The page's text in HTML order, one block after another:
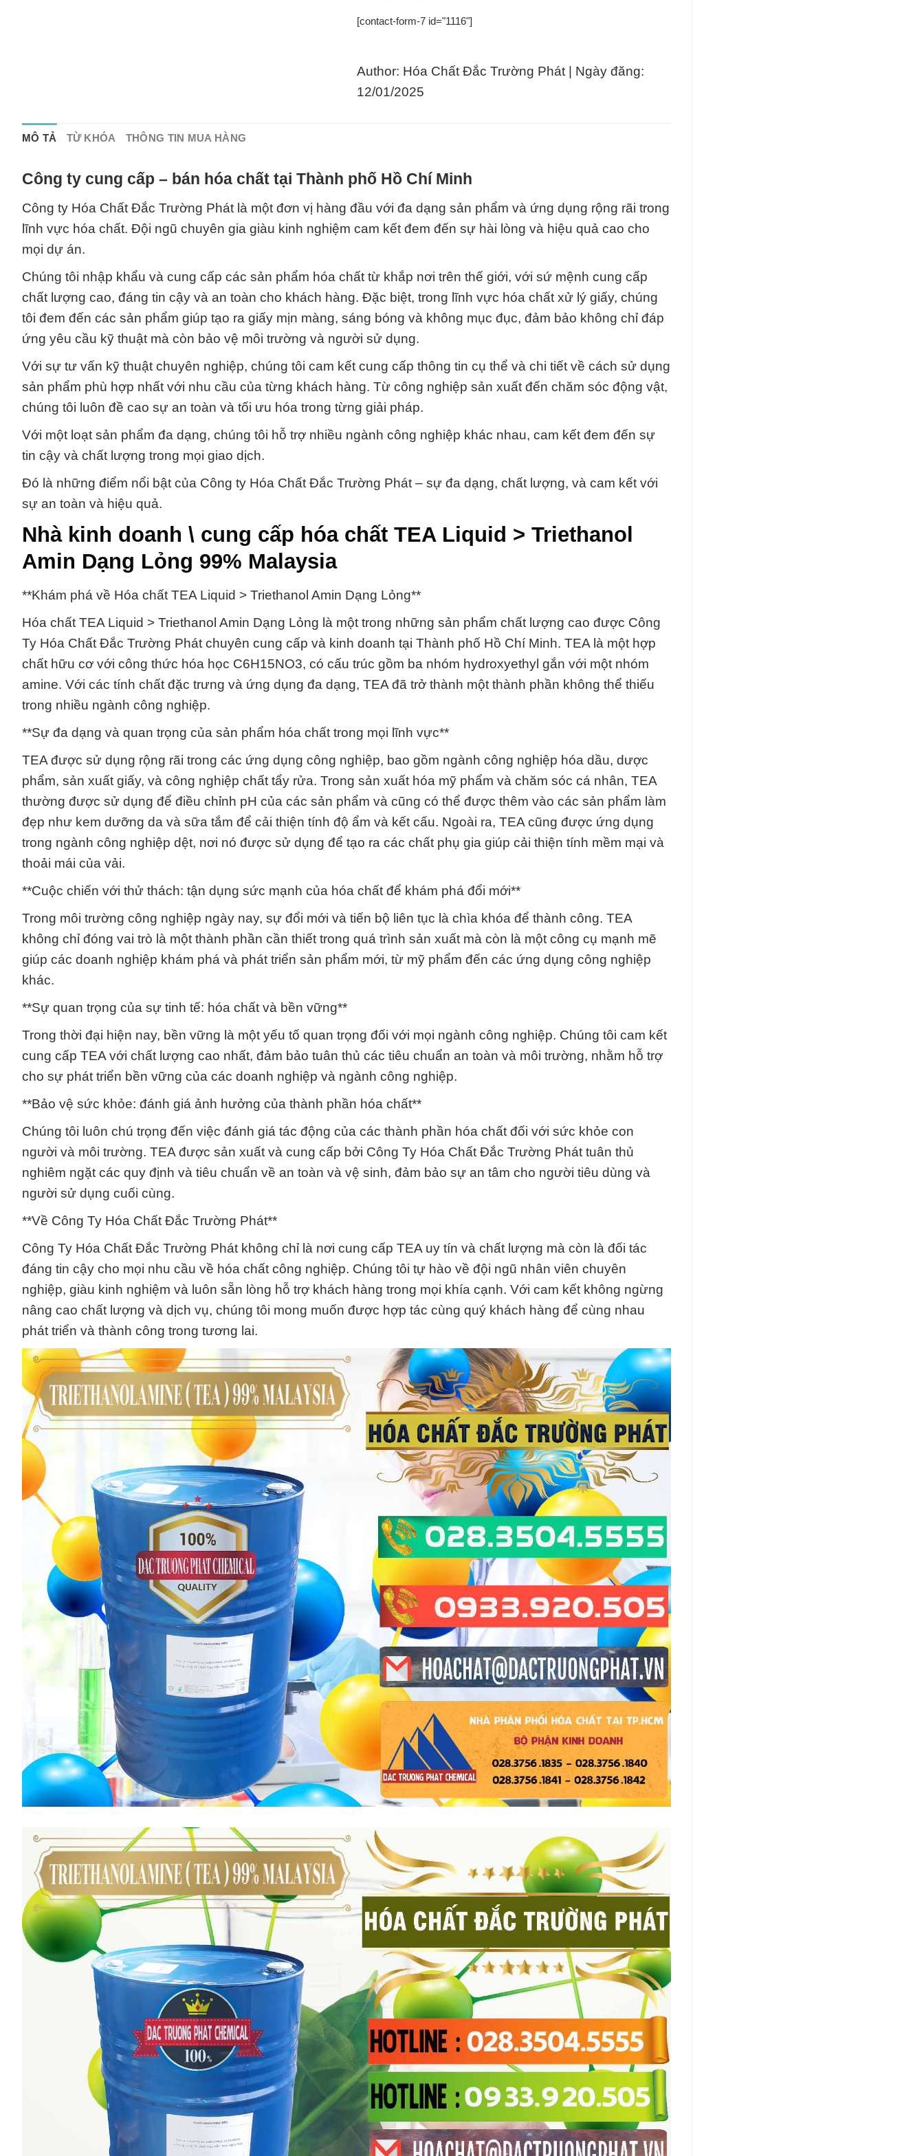
[contact-form-7 id="1116"]
Author: Hóa Chất Đắc Trường Phát | Ngày đăng:
12/01/2025
MÔ TẢ TỪ KHÓA THÔNG TIN MUA HÀNG
Công ty cung cấp – bán hóa chất tại Thành phố Hồ Chí Minh
Công ty Hóa Chất Đắc Trường Phát là một đơn vị hàng đầu với đa dạng sản phẩm và ứng dụng rộng rãi trong
lĩnh vực hóa chất. Đội ngũ chuyên gia giàu kinh nghiệm cam kết đem đến sự hài lòng và hiệu quả cao cho
mọi dự án.
Chúng tôi nhập khẩu và cung cấp các sản phẩm hóa chất từ khắp nơi trên thế giới, với sứ mệnh cung cấp
chất lượng cao, đáng tin cậy và an toàn cho khách hàng. Đặc biệt, trong lĩnh vực hóa chất xử lý giấy, chúng
tôi đem đến các sản phẩm giúp tạo ra giấy mịn màng, sáng bóng và không mục đục, đảm bảo không chỉ đáp
ứng yêu cầu kỹ thuật mà còn bảo vệ môi trường và người sử dụng.
Với sự tư vấn kỹ thuật chuyên nghiệp, chúng tôi cam kết cung cấp thông tin cụ thể và chi tiết về cách sử dụng
sản phẩm phù hợp nhất với nhu cầu của từng khách hàng. Từ công nghiệp sản xuất đến chăm sóc động vật,
chúng tôi luôn đề cao sự an toàn và tối ưu hóa trong từng giải pháp.
Với một loạt sản phẩm đa dạng, chúng tôi hỗ trợ nhiều ngành công nghiệp khác nhau, cam kết đem đến sự
tin cậy và chất lượng trong mọi giao dịch.
Đó là những điểm nổi bật của Công ty Hóa Chất Đắc Trường Phát – sự đa dạng, chất lượng, và cam kết với
sự an toàn và hiệu quả.
Nhà kinh doanh \ cung cấp hóa chất TEA Liquid > Triethanol
Amin Dạng Lỏng 99% Malaysia
**Khám phá về Hóa chất TEA Liquid > Triethanol Amin Dạng Lỏng**
Hóa chất TEA Liquid > Triethanol Amin Dạng Lỏng là một trong những sản phẩm chất lượng cao được Công
Ty Hóa Chất Đắc Trường Phát chuyên cung cấp và kinh doanh tại Thành phố Hồ Chí Minh. TEA là một hợp
chất hữu cơ với công thức hóa học C6H15NO3, có cấu trúc gồm ba nhóm hydroxyethyl gắn với một nhóm
amine. Với các tính chất đặc trưng và ứng dụng đa dạng, TEA đã trở thành một thành phần không thể thiếu
trong nhiều ngành công nghiệp.
**Sự đa dạng và quan trọng của sản phẩm hóa chất trong mọi lĩnh vực**
TEA được sử dụng rộng rãi trong các ứng dụng công nghiệp, bao gồm ngành công nghiệp hóa dầu, dược
phẩm, sản xuất giấy, và công nghiệp chất tẩy rửa. Trong sản xuất hóa mỹ phẩm và chăm sóc cá nhân, TEA
thường được sử dụng để điều chỉnh pH của các sản phẩm và cũng có thể được thêm vào các sản phẩm làm
đẹp như kem dưỡng da và sữa tắm để cải thiện tính độ ẩm và kết cấu. Ngoài ra, TEA cũng được ứng dụng
trong ngành công nghiệp dệt, nơi nó được sử dụng để tạo ra các chất phụ gia giúp cải thiện tính mềm mại và
thoải mái của vải.
**Cuộc chiến với thử thách: tận dụng sức mạnh của hóa chất để khám phá đổi mới**
Trong môi trường công nghiệp ngày nay, sự đổi mới và tiến bộ liên tục là chìa khóa để thành công. TEA
không chỉ đóng vai trò là một thành phần cần thiết trong quá trình sản xuất mà còn là một công cụ mạnh mẽ
giúp các doanh nghiệp khám phá và phát triển sản phẩm mới, từ mỹ phẩm đến các ứng dụng công nghiệp
khác.
**Sự quan trọng của sự tinh tế: hóa chất và bền vững**
Trong thời đại hiện nay, bền vững là một yếu tố quan trọng đối với mọi ngành công nghiệp. Chúng tôi cam kết
cung cấp TEA với chất lượng cao nhất, đảm bảo tuân thủ các tiêu chuẩn an toàn và môi trường, nhằm hỗ trợ
cho sự phát triển bền vững của các doanh nghiệp và ngành công nghiệp.
**Bảo vệ sức khỏe: đánh giá ảnh hưởng của thành phần hóa chất**
Chúng tôi luôn chú trọng đến việc đánh giá tác động của các thành phần hóa chất đối với sức khỏe con
người và môi trường. TEA được sản xuất và cung cấp bởi Công Ty Hóa Chất Đắc Trường Phát tuân thủ
nghiêm ngặt các quy định và tiêu chuẩn về an toàn và vệ sinh, đảm bảo sự an tâm cho người tiêu dùng và
người sử dụng cuối cùng.
**Về Công Ty Hóa Chất Đắc Trường Phát**
Công Ty Hóa Chất Đắc Trường Phát không chỉ là nơi cung cấp TEA uy tín và chất lượng mà còn là đối tác
đáng tin cậy cho mọi nhu cầu về hóa chất công nghiệp. Chúng tôi tự hào về đội ngũ nhân viên chuyên
nghiệp, giàu kinh nghiệm và luôn sẵn lòng hỗ trợ khách hàng trong mọi khía cạnh. Với cam kết không ngừng
nâng cao chất lượng và dịch vụ, chúng tôi mong muốn được hợp tác cùng quý khách hàng để cùng nhau
phát triển và thành công trong tương lai.